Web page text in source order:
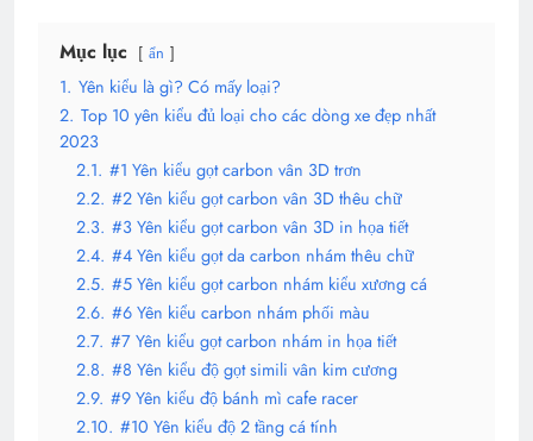
Mục lục ẩn
1. Yên kiểu là gì? Có mấy loại?
2. Top 10 yên kiểu đủ loại cho các dòng xe đẹp nhất
2023
2.1. #1 Yên kiểu gọt carbon vân 3D trơn
2.2. #2 Yên kiểu gọt carbon vân 3D thêu chữ
2.3. #3 Yên kiểu gọt carbon vân 3D in họa tiết
2.4. #4 Yên kiểu gọt da carbon nhám thêu chữ
2.5. #5 Yên kiểu gọt carbon nhám kiểu xương cá
2.6. #6 Yên kiểu carbon nhám phối màu
2.7. #7 Yên kiểu gọt carbon nhám in họa tiết
2.8. #8 Yên kiểu độ gọt simili vân kim cương
2.9. #9 Yên kiểu độ bánh mì cafe racer
2.10. #10 Yên kiểu độ 2 tầng cá tính